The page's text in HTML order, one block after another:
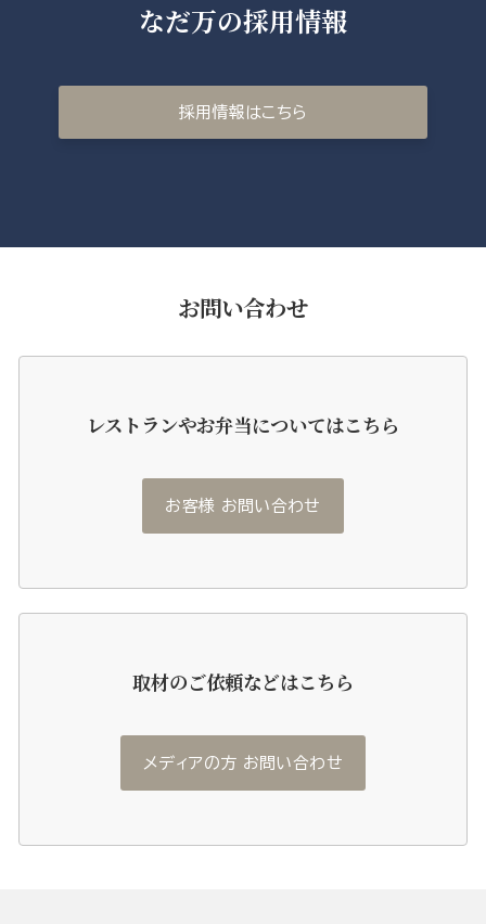
なだ万の採用情報
採用情報はこちら
お問い合わせ
レストランやお弁当についてはこちら
お客様 お問い合わせ
取材のご依頼などはこちら
メディアの方 お問い合わせ